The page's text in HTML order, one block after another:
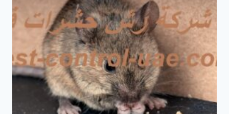
خصم
40%